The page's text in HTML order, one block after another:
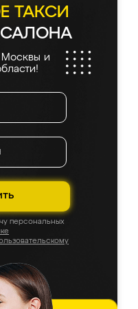
ТАКСИ
Москвы и
персональных